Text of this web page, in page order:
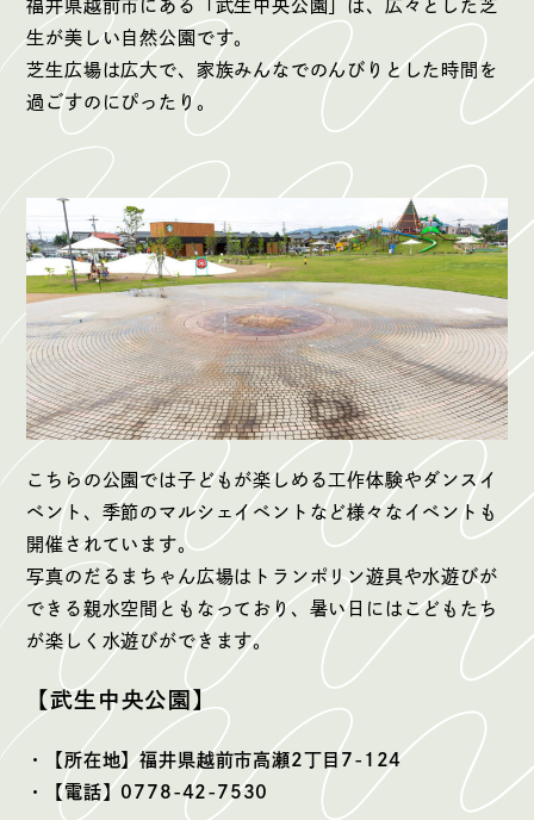
福井県越前市にある「武生中央公園」は、広々とした芝
生が美しい自然公園です。
芝生広場は広大で、家族みんなでのんびりとした時間を
過ごすのにぴったり。
こちらの公園では子どもが楽しめる工作体験やダンスイ
ベント、季節のマルシェイベントなど様々なイベントも
開催されています。
写真のだるまちゃん広場はトランポリン遊具や水遊びが
できる親水空間ともなっており、暑い日にはこどもたち
が楽しく水遊びができます。
【武生中央公園】
・【所在地】福井県越前市高瀬2丁目7-124
・【電話】0778-42-7530